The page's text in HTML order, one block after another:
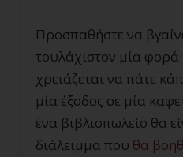
Προσπαθήστε να
τουλάχιστον μία
χρειάζεται να πάτε
μία έξοδος σε μία
ένα βιβλιοπωλείο θα
διάλειμμα που θα